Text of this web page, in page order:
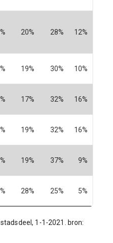
20% 28% 12%
19% 30% 10%
17% 32% 16%
19% 32% 16%
19% 37% 9%
28% 25% 5%
1-1-2021. bron: